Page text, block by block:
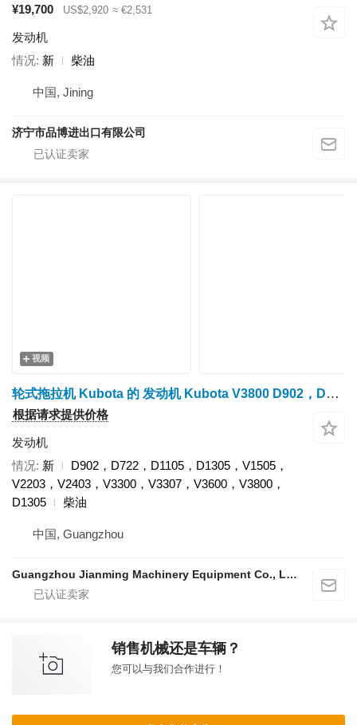
¥19,700
US$2,920 ≈ €2,531
发动机
情况 新 柴油
中国, Jining
济宁市品博进出口有限公司
视频
轮式拖拉机 Kubota 的 发动机 Kubota V3800 D902，D722，D1105，D1305，V1505，V2203，V2403，V3300，V3307，V3600，V3800，D1305
根据请求提供价格
发动机
情况 新
D902，D722，D1105，D1305，V1505，
V2203，V2403，V3300，V3307，V3600，V3800，
D1305
柴油
中国, Guangzhou
Guangzhou Jianming Machinery Equipment Co., Ltd.
销售机械还是车辆？
您可以与我们合作进行！